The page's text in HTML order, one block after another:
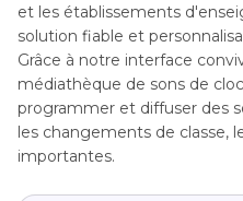
et les établissements
solution fiable et
Grâce à notre interface
médiathèque de sons de
programmer et diffuser des
les changements de classe,
importantes.